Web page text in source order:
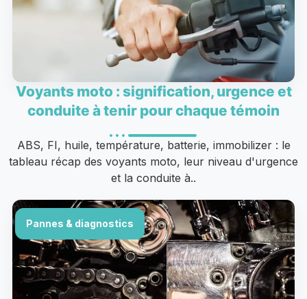
Voyants moto : signification, urgence et
conduite à tenir pour chaque témoin
ABS, FI, huile, température, batterie, immobilizer : le
tableau récap des voyants moto, leur niveau d'urgence
et la conduite à..
Pannes & diagnostics